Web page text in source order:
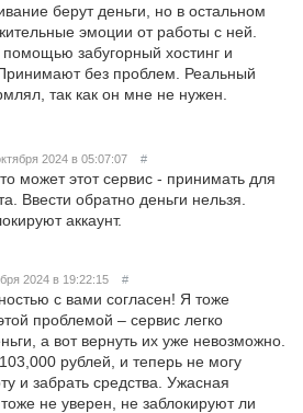
берут деньги, но в остальном
эмоции от работы с ней.
забугорный хостинг и
без проблем. Реальный
так как он мне не нужен.
2024 в 05:07:07 #
может этот сервис - принимать для
Ввести обратно деньги нельзя.
аккаунт.
2024 в 19:22:15 #
с вами согласен! Я тоже
проблемой – сервис легко
а вот вернуть их уже невозможно.
рублей, и теперь не могу
и забрать средства. Ужасная
не уверен, не заблокируют ли